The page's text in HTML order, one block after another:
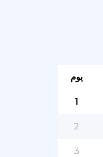
يوم
1
2
3